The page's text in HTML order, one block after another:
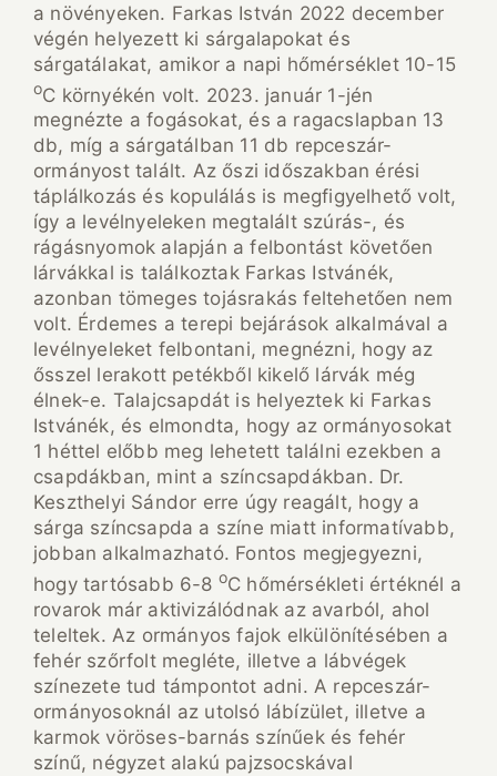
a növényeken. Farkas István 2022 december
végén helyezett ki sárgalapokat és
sárgatálakat, amikor a napi hőmérséklet 10-15
oC környékén volt. 2023. január 1-jén
megnézte a fogásokat, és a ragacslapban 13
db, míg a sárgatálban 11 db repceszár-
ormányost talált. Az őszi időszakban érési
táplálkozás és kopulálás is megfigyelhető volt,
így a levélnyeleken megtalált szúrás-, és
rágásnyomok alapján a felbontást követően
lárvákkal is találkoztak Farkas Istvánék,
azonban tömeges tojásrakás feltehetően nem
volt. Érdemes a terepi bejárások alkalmával a
levélnyeleket felbontani, megnézni, hogy az
ősszel lerakott petékből kikelő lárvák még
élnek-e. Talajcsapdát is helyeztek ki Farkas
Istvánék, és elmondta, hogy az ormányosokat
1 héttel előbb meg lehetett találni ezekben a
csapdákban, mint a színcsapdákban. Dr.
Keszthelyi Sándor erre úgy reagált, hogy a
sárga színcsapda a színe miatt informatívabb,
jobban alkalmazható. Fontos megjegyezni,
hogy tartósabb 6-8 oC hőmérsékleti értéknél a
rovarok már aktivizálódnak az avarból, ahol
teleltek. Az ormányos fajok elkülönítésében a
fehér szőrfolt megléte, illetve a lábvégek
színezete tud támpontot adni. A repceszár-
ormányosoknál az utolsó lábízület, illetve a
karmok vöröses-barnás színűek és fehér
színű, négyzet alakú pajzsocskával